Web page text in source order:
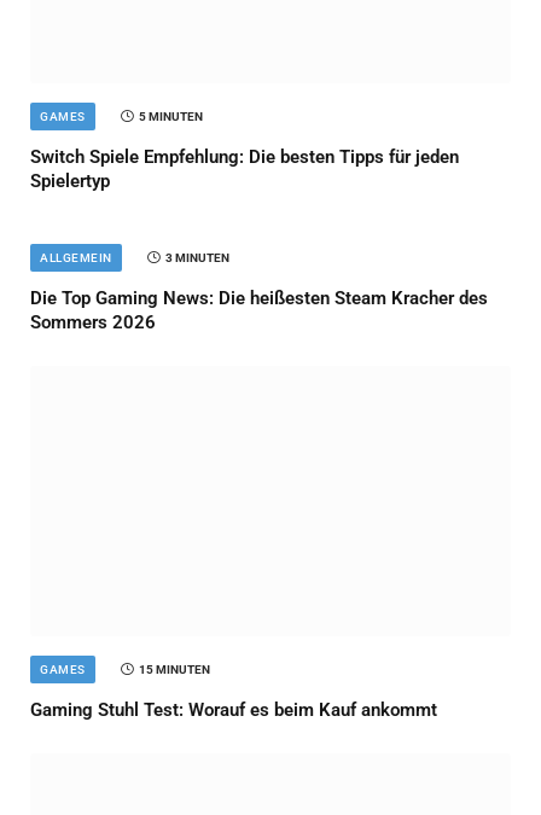
GAMES 5 MINUTEN
Switch Spiele Empfehlung: Die besten Tipps für jeden
Spielertyp
ALLGEMEIN 3 MINUTEN
Die Top Gaming News: Die heißesten Steam Kracher des
Sommers 2026
GAMES 15 MINUTEN
Gaming Stuhl Test: Worauf es beim Kauf ankommt